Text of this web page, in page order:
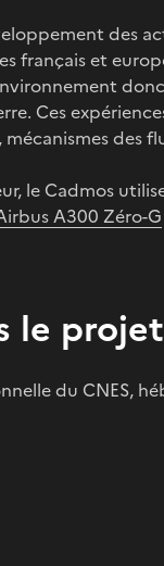
des
français et
Ces
des
le Cadmos
A300 Zéro-G
le projet
du CNES,